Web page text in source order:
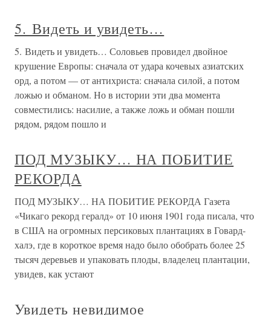
5. Видеть и увидеть…
5. Видеть и увидеть… Соловьев провидел двойное
крушение Европы: сначала от удара кочевых азиатских
орд, а потом — от антихриста: сначала силой, а потом
ложью и обманом. Но в истории эти два момента
совместились: насилие, а также ложь и обман пошли
рядом, рядом пошло и
ПОД МУЗЫКУ… НА ПОБИТИЕ
РЕКОРДА
ПОД МУЗЫКУ… НА ПОБИТИЕ РЕКОРДА Газета
«Чикаго рекорд гералд» от 10 июня 1901 года писала, что
в США на огромных персиковых плантациях в Говард-
халэ, где в короткое время надо было обобрать более 25
тысяч деревьев и упаковать плоды, владелец плантации,
увидев, как устают
Увидеть невидимое